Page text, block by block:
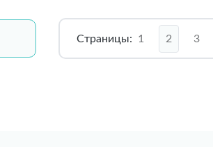
Страницы: 1 2 3